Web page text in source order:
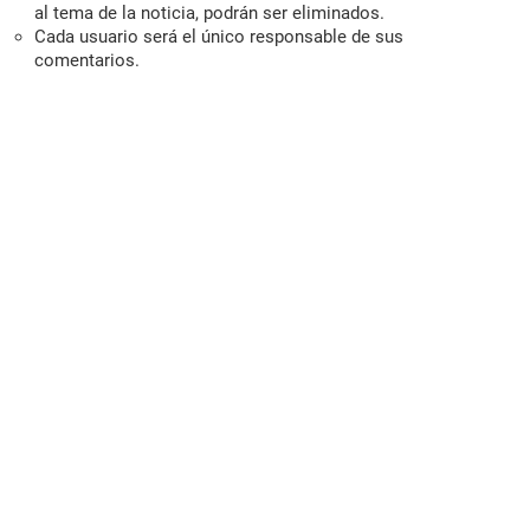
al tema de la noticia, podrán ser eliminados.
Cada usuario será el único responsable de sus
comentarios.